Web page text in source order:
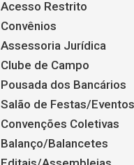
Acesso Restrito
Convênios
Assessoria Jurídica
Clube de Campo
Pousada dos Bancários
Salão de Festas/Eventos
Convenções Coletivas
Balanço/Balancetes